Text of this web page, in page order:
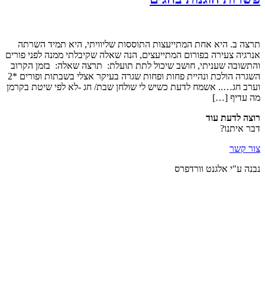
תרצה ב. היא אחת המתייעצות התוססות שליוויתי, היא תמיד השרתה
אנרגיה צעירה בפורום המתייעצים, הנה שאלה שקיבלתי ממנה לפני פורים
והתשובה שעניתי, חושב שיכול לתת תועלת: תרצה שאלה: בזמן הקרוב
השגרה הולכת ונהיית פחות ופחות שגרה בעיקר אצלי בשבתות ופורים *2
וערב חג….. אשמח לדעת כשיש לי שולחן שבת/ חג -לא לפי שיטת בקרמן
מה עדיף […]
רוצה לדעת עוד
דבר איתנו?
צור קשר
נבנה ע"י אלגנט וורדפרס